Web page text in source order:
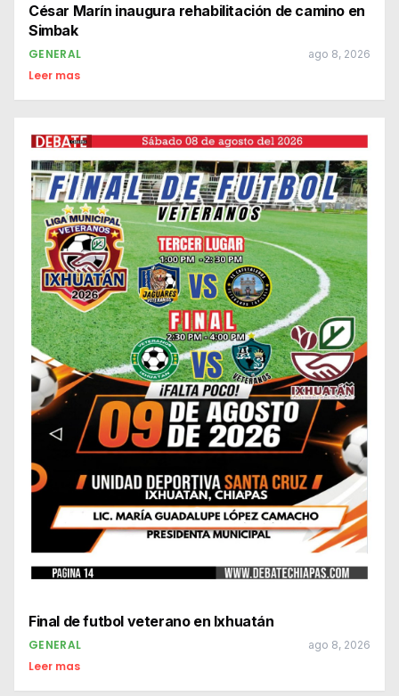
César Marín inaugura rehabilitación de camino en
Simbak
GENERAL ago 8, 2026
Leer mas
Final de futbol veterano en Ixhuatán
GENERAL ago 8, 2026
Leer mas